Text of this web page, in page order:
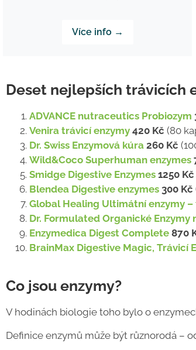
Více info →
Deset nejlepších trávicích
ADVANCE nutraceutics Probiozym
Venira trávicí enzymy 420 Kč (80
Dr. Swiss Enzymová kúra 260 Kč
Wild&Coco Superhuman enzymes
Smidge Digestive Enzymes 1250 Kč
Blendea Digestive enzymes 300 Kč
Global Healing Ultimátní enzymy
Dr. Formulated Organické
Enzymedica Digest Complete 870
BrainMax Digestive Magic, Trávicí
Co jsou enzymy?
V hodinách biologie toho bylo o
Definice enzymů může být různorodá –